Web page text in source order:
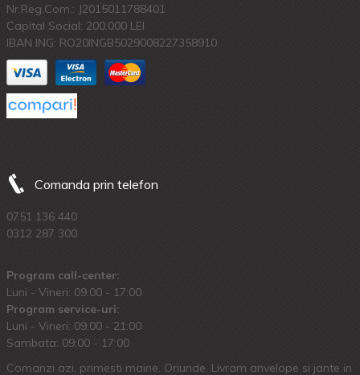
Nr.Reg.Com.: J2015011788401
Capital Social: 200.000 LEI
IBAN ING: RO20INGB5029008227358910
Comanda prin telefon
0751 136 440
0312 287 300
Program call-center:
Luni - Vineri: 09:00 - 17:00
Program service-uri:
Luni - Vineri: 09.00 - 21:00
Sambata: 09:00 - 17:00
Comanzi azi, primesti maine. Oriunde. Livram anvelope si jante in